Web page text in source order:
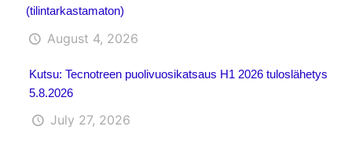
(tilintarkastamaton)
August 4, 2026
Kutsu: Tecnotreen puolivuosikatsaus H1 2026 tuloslähetys
5.8.2026
July 27, 2026